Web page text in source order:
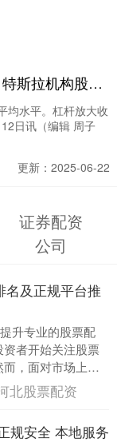
股票配资怎么赚钱 马斯克又被起诉！特斯拉机构股东指控其利用内幕消息套现数百亿
均水平。杠杆放大收
日讯（编辑 周子
更新：2025-06-22
证券配资
公司
名及正规平台推
升专业的股票配
者开始关注股票
，面对市场上众
规、安全的平台
北股票配资
规安全 本地服务